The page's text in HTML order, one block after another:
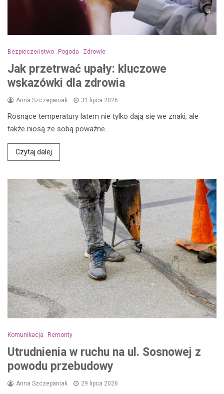
Bezpieczeństwo Pogoda Zdrowie
Jak przetrwać upały: kluczowe
wskazówki dla zdrowia
Anna Szczepaniak 31 lipca 2026
Rosnące temperatury latem nie tylko dają się we znaki, ale
także niosą ze sobą poważne…
Czytaj dalej
Komunikacja Remonty
Utrudnienia w ruchu na ul. Sosnowej z
powodu przebudowy
Anna Szczepaniak 29 lipca 2026